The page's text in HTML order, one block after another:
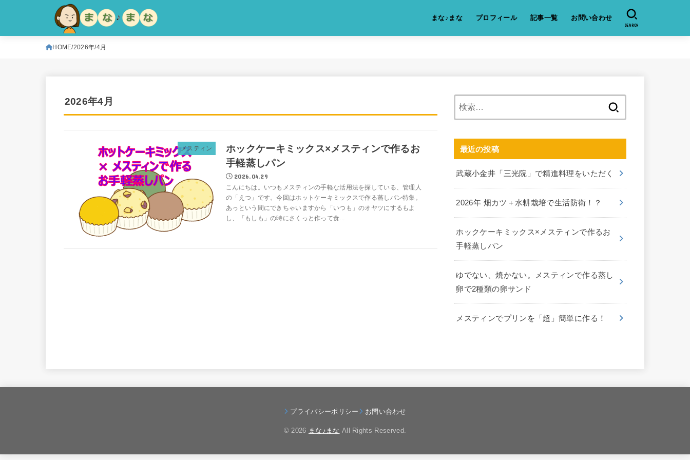
まな♪まな プロフィール 記事一覧 お問い合わせ
SEARCH
HOME 2026年 4月
2026年4月
メスティン
ホックケーキミックス×メスティンで作るお
手軽蒸しパン
2026.04.29
こんにちは。いつもメスティンの手軽な活用法を探している、管理人
の「えつ」です。今回はホットケーキミックスで作る蒸しパン特集。
あっという間にできちゃいますから「いつも」のオヤツにするもよ
し、「もしも」の時にさくっと作って食...
最近の投稿
武蔵小金井「三光院」で精進料理をいただく
2026年 畑カツ＋水耕栽培で生活防衛！？
ホックケーキミックス×メスティンで作るお
手軽蒸しパン
ゆでない、焼かない。メスティンで作る蒸し
卵で2種類の卵サンド
メスティンでプリンを「超」簡単に作る！
プライバシーポリシー お問い合わせ
© 2026 まな♪まな All Rights Reserved.